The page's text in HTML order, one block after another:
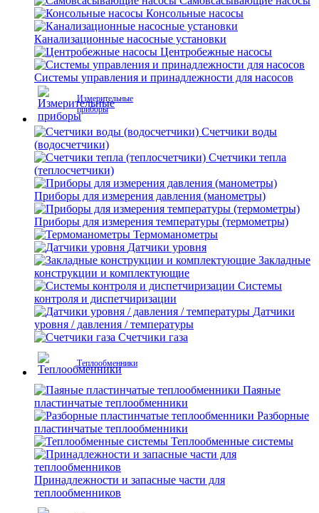
Консольные насосы
Канализационные насосные установки
Центробежные насосы
Системы управления и принадлежности для насосов
Измерительные
приборы
Счетчики воды
(водосчетчики)
Счетчики тепла
(теплосчетчики)
Приборы для измерения давления (манометры)
Приборы для измерения температуры (термометры)
Термоманометры
Датчики уровня
Закладные
конструкции и комплектующие
Системы
контроля и диспетчиризации
Датчики
уровня / давления / температуры
Счетчики газа
Теплообменники
Паяные
пластинчатые теплообменники
Разборные
пластинчатые теплообменники
Теплообменные системы
Принадлежности и запасные части для
теплообменников